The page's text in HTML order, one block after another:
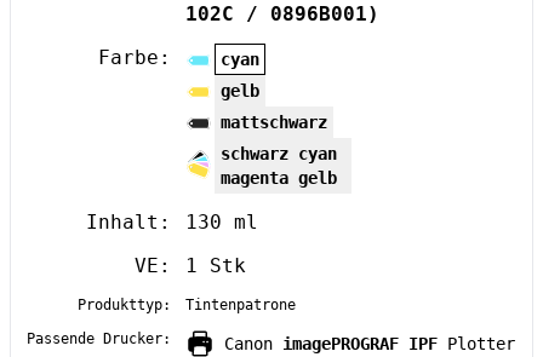
102C / 0896B001)
Farbe:
cyan
gelb
mattschwarz
schwarz cyan
magenta gelb
Inhalt:
130 ml
VE:
1 Stk
Produkttyp:
Tintenpatrone
Passende Drucker:
Canon imagePROGRAF IPF Plotter